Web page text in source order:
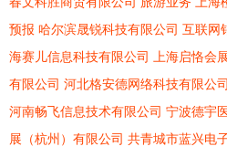
预报 哈尔滨晟锐科技有限公司 互联网
海赛儿信息科技有限公司
上海启恪会
有限公司 河北格安德网络科技有限公司
河南畅飞信息技术有限公司 宁波德宇
展（杭州）有限公司 共青城市蓝兴电